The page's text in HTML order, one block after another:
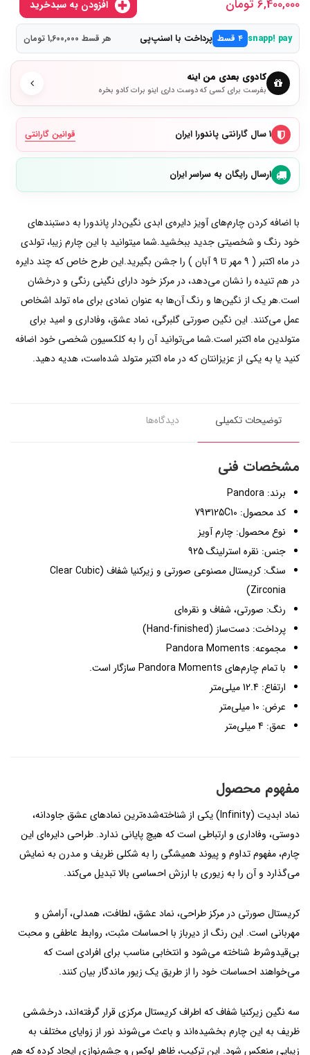
6,400,000 تومان
snapp! pay ۴ قسط پرداخت با اسنپ‌پی هر قسط 1,600,000 تومان
کادوی بعدی من اینه
بفرست برای کسی که دوست داری اینو برات کادو بخره
۱ سال گارانتی پاندورا ایران قوانین گارانتی
ارسال رایگان به سراسر ایران
با اضافه کردن چارم‌های آویز دایره‌ی ابدی نگین‌دار پاندورا به دستبند‌های
خود رنگ و شخصیتی جدید ببخشید.شما میتوانید با این چارم زیبا، تولدی
در ماه اکتبر ( ۹ مهر تا ۹ آبان ) را جشن بگیرید.این طرح خاص که چند دایره
در هم تنیده را نشان می‌دهد، در مرکز خود دارای نگینی رنگی و درخشان
است.هر یک از نگین‌ها و رنگ آن‌ها به عنوان نمادی برای ماه تولد اشخاص
عمل می‌کنند. این نگین صورتی گلبرگی، نماد عشق، وفاداری و امید برای
متولدین ماه اکتبر است.شما می‌توانید آن را به کلکسیون شخصی خود اضافه
کنید یا به یکی از عزیزانتان که در ماه اکتبر متولد شده‌است، هدیه دهید.
توضیحات تکمیلی دیدگاه‌ها
مشخصات فنی
برند: Pandora
کد محصول: 793125C10
نوع محصول: چارم آویز
جنس: نقره استرلینگ 925
سنگ: کریستال مصنوعی صورتی و زیرکنیا شفاف (Clear Cubic
Zirconia)
رنگ: صورتی، شفاف و نقره‌ای
پرداخت: دست‌ساز (Hand-finished)
مجموعه: Pandora Moments
با تمام چارم‌های Pandora Moments سازگار است.
ارتفاع: 12.4 میلی‌متر
عرض: 10 میلی‌متر
عمق: 4 میلی‌متر
مفهوم محصول
نماد ابدیت (Infinity) یکی از شناخته‌شده‌ترین نمادهای عشق جاودانه،
دوستی، وفاداری و ارتباطی است که هیچ پایانی ندارد. طراحی دایره‌ای این
چارم، مفهوم تداوم و پیوند همیشگی را به شکلی ظریف و مدرن به نمایش
می‌گذارد و آن را به زیوری با ارزش احساسی بالا تبدیل می‌کند.
کریستال صورتی در مرکز طراحی، نماد عشق، لطافت، همدلی، آرامش و
مهربانی است. این رنگ از دیرباز با احساسات مثبت، روابط عاطفی و محبت
بی‌قیدوشرط شناخته می‌شود و انتخابی مناسب برای افرادی است که
می‌خواهند احساسات خود را از طریق یک زیور ماندگار بیان کنند.
سه نگین زیرکنیا شفاف که اطراف کریستال مرکزی قرار گرفته‌اند، درخششی
ظریف به این چارم بخشیده‌اند و باعث می‌شوند نور از زوایای مختلف به
زیبایی منعکس شود. این ترکیب، ظاهر لوکس و چشم‌نوازی ایجاد کرده که هم